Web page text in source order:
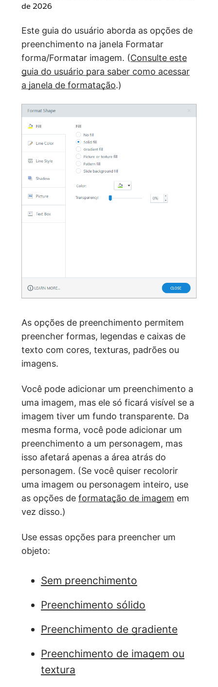
de 2026
Este guia do usuário aborda as opções de
preenchimento na janela Formatar
forma/Formatar imagem. (Consulte este
guia do usuário para saber como acessar
a janela de formatação.)
As opções de preenchimento permitem
preencher formas, legendas e caixas de
texto com cores, texturas, padrões ou
imagens.
Você pode adicionar um preenchimento a
uma imagem, mas ele só ficará visível se a
imagem tiver um fundo transparente. Da
mesma forma, você pode adicionar um
preenchimento a um personagem, mas
isso afetará apenas a área atrás do
personagem. (Se você quiser recolorir
uma imagem ou personagem inteiro, use
as opções de formatação de imagem em
vez disso.)
Use essas opções para preencher um
objeto:
Sem preenchimento
Preenchimento sólido
Preenchimento de gradiente
Preenchimento de imagem ou
textura